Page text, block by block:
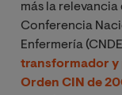
más la
Conferencia
Enfermería
transformador y
Orden CIN de